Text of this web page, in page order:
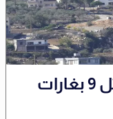
استمرارًا لخرق الهدنة.. مقتل 9 بغارات